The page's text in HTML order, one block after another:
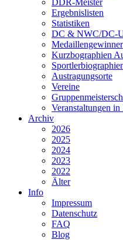
DDR-Meister
Ergebnislisten
Statistiken
DC & NWC/DC-
Medaillengewinner
Kurzbographien
Austragungsorte
Vereine
Veranstaltungen in
Archiv
2026
2025
2024
2023
2022
Älter
Info
Impressum
Datenschutz
FAQ
Blog